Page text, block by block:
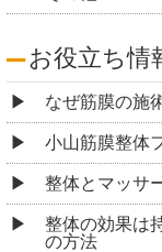
お役立ち情
なぜ筋膜の施
小山筋膜整体
整体とマッサ
整体の効果は
の方法